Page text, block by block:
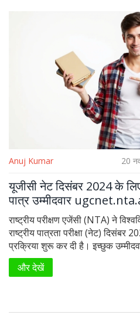
Anuj Kumar 20
यूजीसी नेट दिसंबर 2024 के
पात्र उम्मीदवार
राष्ट्रीय परीक्षण एजेंसी (NTA) ने
राष्ट्रीय पात्रता परीक्षा (नेट)
प्रक्रिया शुरू कर दी है। इच्छुक
11:50 बजे तक आधिकारिक वेबसाइट
सकते हैं। परीक्षा 85 विषयों के लिए
और देखें